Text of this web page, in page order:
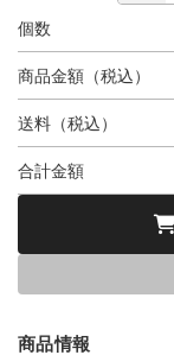
個数
商品金額（税込）
送料（税込）
合計金額
商品情報